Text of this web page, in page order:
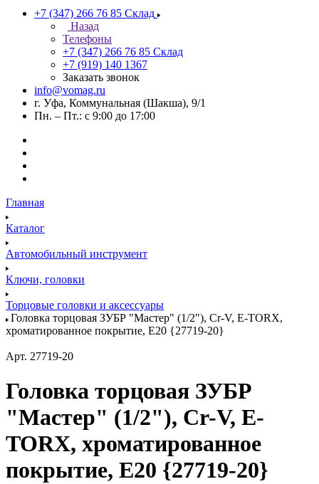
+7 (347) 266 76 85 Склад
Назад
Телефоны
+7 (347) 266 76 85 Склад
+7 (919) 140 1367
Заказать звонок
info@vomag.ru
г. Уфа, Коммунальная (Шакша), 9/1
Пн. – Пт.: с 9:00 до 17:00
Главная
Каталог
Автомобильный инструмент
Ключи, головки
Торцовые головки и аксессуары
Головка торцовая ЗУБР "Мастер" (1/2"), Cr-V, E-TORX,
хроматированное покрытие, E20 {27719-20}
Арт. 27719-20
Головка торцовая ЗУБР
"Мастер" (1/2"), Cr-V, E-
TORX, хроматированное
покрытие, E20 {27719-20}